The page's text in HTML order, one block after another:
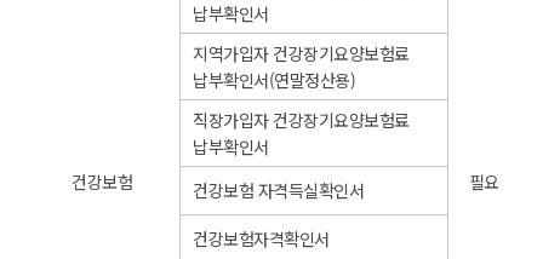
건강보험
납부확인서
필요
지역가입자 건강장기요양보험료
납부확인서(연말정산용)
직장가입자 건강장기요양보험료
납부확인서
건강보험 자격득실확인서
건강보험자격확인서